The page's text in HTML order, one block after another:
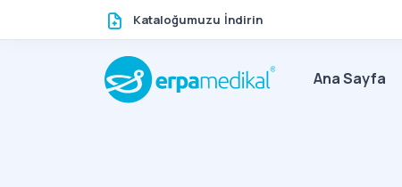
Kataloğumuzu İndirin
Ana Sayfa